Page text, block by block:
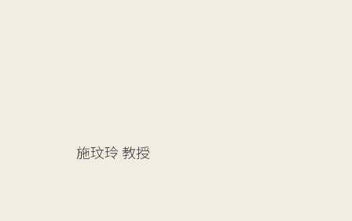
施玟玲教授